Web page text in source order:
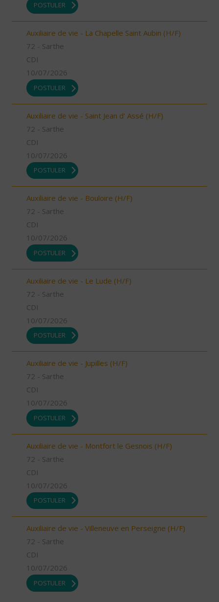
POSTULER
Auxiliaire de vie - La Chapelle Saint Aubin (H/F)
72 - Sarthe
CDI
10/07/2026
POSTULER
Auxiliaire de vie - Saint Jean d' Assé (H/F)
72 - Sarthe
CDI
10/07/2026
POSTULER
Auxiliaire de vie - Bouloire (H/F)
72 - Sarthe
CDI
10/07/2026
POSTULER
Auxiliaire de vie - Le Lude (H/F)
72 - Sarthe
CDI
10/07/2026
POSTULER
Auxiliaire de vie - Jupilles (H/F)
72 - Sarthe
CDI
10/07/2026
POSTULER
Auxiliaire de vie - Montfort le Gesnois (H/F)
72 - Sarthe
CDI
10/07/2026
POSTULER
Auxiliaire de vie - Villeneuve en Perseigne (H/F)
72 - Sarthe
CDI
10/07/2026
POSTULER